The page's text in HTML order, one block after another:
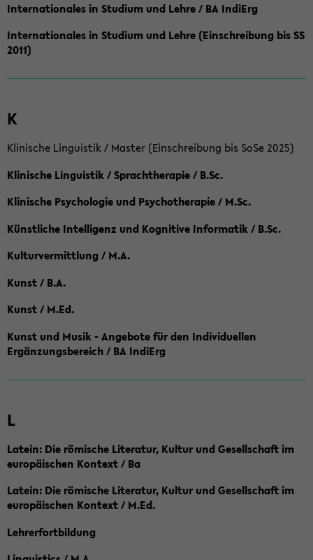
Internationales in Studium und Lehre / BA IndiErg
Internationales in Studium und Lehre (Einschreibung bis SS
2011)
K
Klinische Linguistik / Master (Einschreibung bis SoSe 2025)
Klinische Linguistik / Sprachtherapie / B.Sc.
Klinische Psychologie und Psychotherapie / M.Sc.
Künstliche Intelligenz und Kognitive Informatik / B.Sc.
Kulturvermittlung / M.A.
Kunst / B.A.
Kunst / M.Ed.
Kunst und Musik - Angebote für den Individuellen
Ergänzungsbereich / BA IndiErg
L
Latein: Die römische Literatur, Kultur und Gesellschaft im
europäischen Kontext / Ba
Latein: Die römische Literatur, Kultur und Gesellschaft im
europäischen Kontext / M.Ed.
Lehrerfortbildung